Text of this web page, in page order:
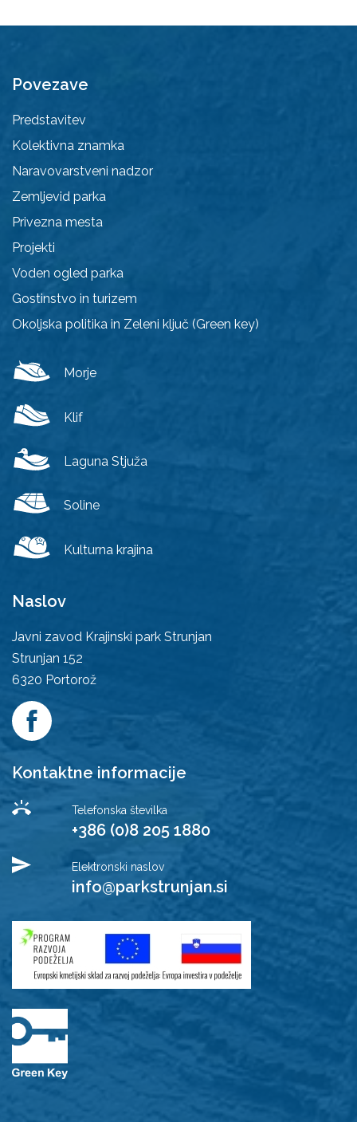
Povezave
Predstavitev
Kolektivna znamka
Naravovarstveni nadzor
Zemljevid parka
Privezna mesta
Projekti
Voden ogled parka
Gostinstvo in turizem
Okoljska politika in Zeleni ključ (Green key)
Morje
Klif
Laguna Stjuža
Soline
Kulturna krajina
Naslov
Javni zavod Krajinski park Strunjan
Strunjan 152
6320 Portorož
Kontaktne informacije
Telefonska številka
+386 (0)8 205 1880
Elektronski naslov
info@parkstrunjan.si